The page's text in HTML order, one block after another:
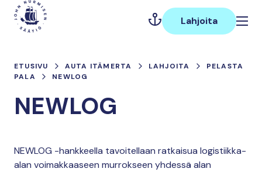
Hyppää
sisältöön
Päävalikko
Lahjoita
ETUSIVU AUTA ITÄMERTA LAHJOITA
PELASTA
PALA
NEWLOG
NEWLOG
NEWLOG -hankkeella tavoitellaan ratkaisua logistiikka-
alan voimakkaaseen murrokseen yhdessä alan